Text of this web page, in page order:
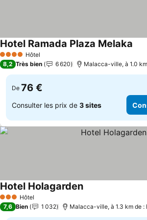
4 Étoiles Hôtel
Hotel Ramada Plaza Melaka
8,2 Très bien 6 620 Malacca-ville, à 1.0
De 76 €
Consulter les prix de 3 sites
3 ÉtoilesHôtel
Hotel HolagardenConsulter les prix
7,6 Bien 1 032 Malacca-ville, à 1.3 km de :